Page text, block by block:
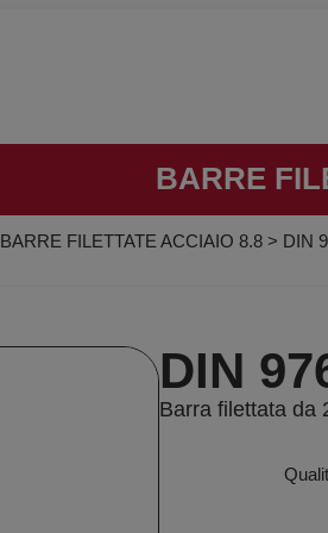
BARRE
BARRE FILETTATE ACCIAIO 8.8 > DIN
DIN
Barra filettata da